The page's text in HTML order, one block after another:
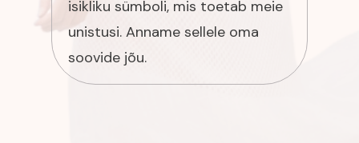
isikliku sümboli, mis toetab meie
unistusi. Anname sellele oma
soovide jõu.